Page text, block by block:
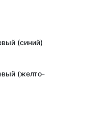
(синий)
(желто-